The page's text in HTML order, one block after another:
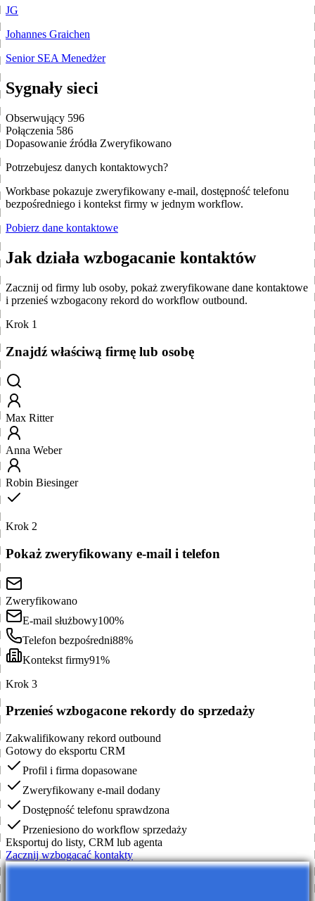
JG
Johannes Graichen
Senior SEA Menedżer
Sygnały sieci
Obserwujący 596
Połączenia 586
Dopasowanie źródła Zweryfikowano
Potrzebujesz danych kontaktowych?
Workbase pokazuje zweryfikowany e-mail, dostępność telefonu
bezpośredniego i kontekst firmy w jednym workflow.
Pobierz dane kontaktowe
Jak działa wzbogacanie kontaktów
Zacznij od firmy lub osoby, pokaż zweryfikowane dane kontaktowe
i przenieś wzbogacony rekord do workflow outbound.
Krok 1
Znajdź właściwą firmę lub osobę
Max Ritter
Anna Weber
Robin Biesinger
Krok 2
Pokaż zweryfikowany e-mail i telefon
Zweryfikowano
E-mail służbowy100%
Telefon bezpośredni88%
Kontekst firmy91%
Krok 3
Przenieś wzbogacone rekordy do sprzedaży
Zakwalifikowany rekord outbound
Gotowy do eksportu CRM
Profil i firma dopasowane
Zweryfikowany e-mail dodany
Dostępność telefonu sprawdzona
Przeniesiono do workflow sprzedaży
Eksportuj do listy, CRM lub agenta
Zacznij wzbogacać kontakty